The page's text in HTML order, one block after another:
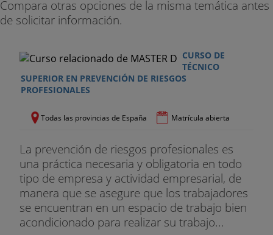
CONDICIONES DE SEGURIDAD EN LAS OBRAS
Fase de actuaciones previas. Demoliciones y
derribos. Movimiento de tierras. Hormigonado de
Estructuras de hormigón. Encofrados. Estructuras
de hormigón. Ferrallado. Montaje de estructuras
metálicas. Cerramientos – andamio colgante.
Cerramientos – andamio tubular. Cerramientos –
andamios de borriquetas. Cubiertas inclinadas.
Cubiertas planas. Albañilería. Alicatados.
Enfoscados y enlucidos. Solados. Carpintería de
madera y metálica o cerrajería. Montaje de vidrio.
Pintura y barnizado. Instalaciones de fontanería de
Compara otras opciones de la misma temática antes
de solicitar información.
CURSO DE
TÉCNICO
SUPERIOR EN PREVENCIÓN DE RIESGOS
PROFESIONALES
Todas las provincias de España Matrícula abierta
La prevención de riesgos profesionales es
una práctica necesaria y obligatoria en todo
tipo de empresa y actividad empresarial, de
manera que se asegure que los trabajadores
se encuentran en un espacio de trabajo bien
acondicionado para realizar su trabajo...